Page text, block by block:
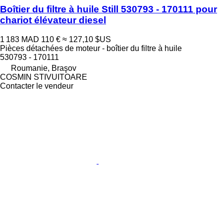
Boîtier du filtre à huile Still 530793 - 170111 pour
chariot élévateur diesel
1 183 MAD 110 € ≈ 127,10 $US
Pièces détachées de moteur - boîtier du filtre à huile
530793 - 170111
Roumanie, Braşov
COSMIN STIVUITOARE
Contacter le vendeur